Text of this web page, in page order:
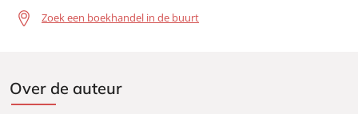
Zoek een boekhandel in de buurt
Over de auteur